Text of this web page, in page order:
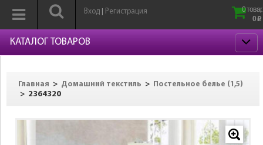
Вход Регистрация
0
0 p
КАТАЛОГ ТОВАРОВ
Главная > Домашний текстиль > Постельное белье (1,5)
> 2364320